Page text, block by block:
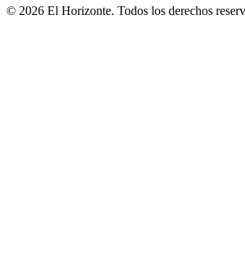
© 2026 El Horizonte. Todos los derechos